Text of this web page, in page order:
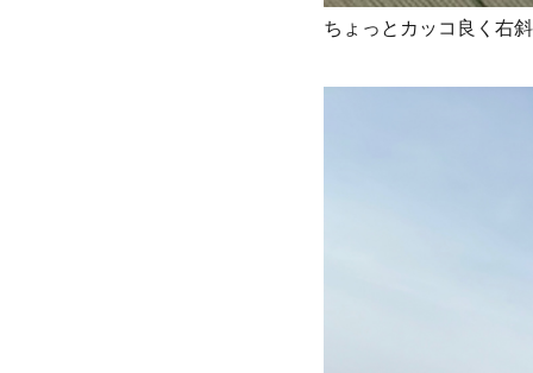
ちょっとカッコ良く右